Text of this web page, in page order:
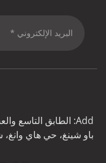
باو شينغ، حي هاي